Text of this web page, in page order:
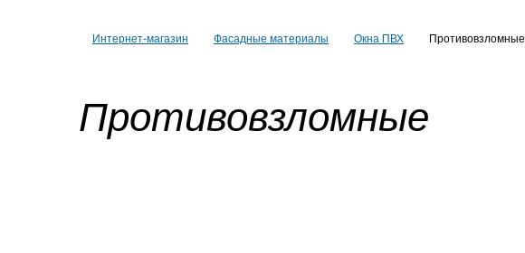
Интернет-магазин Фасадные материалы Окна ПВХ Противовзломные
Противовзломные